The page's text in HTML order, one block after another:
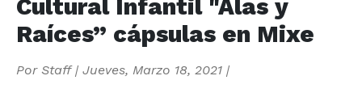
Cultural Infantil "Alas y
Raíces” cápsulas en Mixe
Por Staff| Jueves, Marzo 18, 2021 |